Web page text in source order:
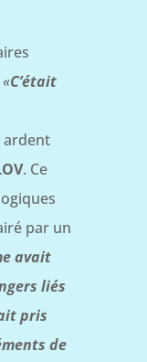
«C’était
ardent
. Ce
par un
avait
liés
pris
de